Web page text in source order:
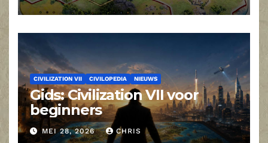
CIVILIZATION VII CIVILOPEDIA NIEUWS
Gids: Civilization VII voor
beginners
MEI 28, 2026 CHRIS